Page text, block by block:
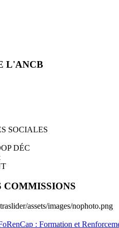
L'ANCB
SOCIALES
DÉC
: Formation et